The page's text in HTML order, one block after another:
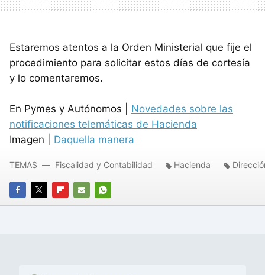
Estaremos atentos a la Orden Ministerial que fije el
procedimiento para solicitar estos días de cortesía
y lo comentaremos.
En Pymes y Autónomos | Novedades sobre las
notificaciones telemáticas de Hacienda
Imagen | Daquella manera
FACEBOOK
TWITTERFLIPBOARD
E-
WHATSAPP
TEMAS Fiscalidad y Contabilidad Hacienda